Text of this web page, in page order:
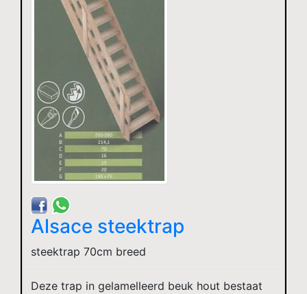
Alsace steektrap
steektrap 70cm breed
Deze trap in gelamelleerd beuk hout bestaat